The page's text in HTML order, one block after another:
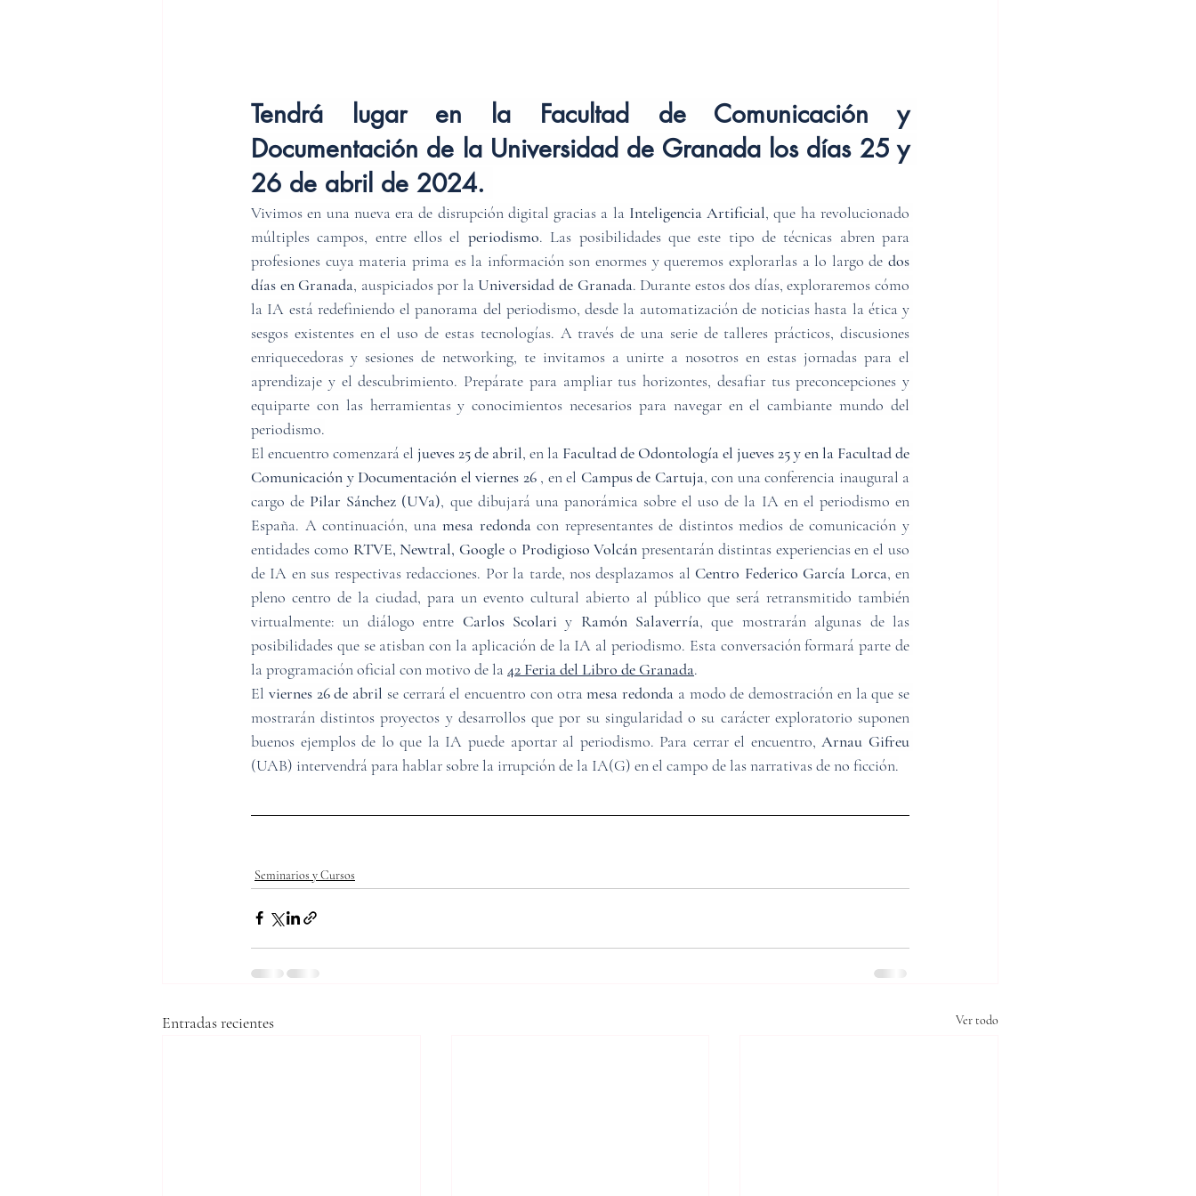
Tendrá lugar en la Facultad de Comunicación y
Documentación de la Universidad de Granada los días 25 y
26 de abril de 2024.
Vivimos en una nueva era de disrupción digital gracias a la Inteligencia Artificial, que ha revolucionado
múltiples campos, entre ellos el periodismo. Las posibilidades que este tipo de técnicas abren para
profesiones cuya materia prima es la información son enormes y queremos explorarlas a lo largo de dos
días en Granada, auspiciados por la Universidad de Granada. Durante estos dos días, exploraremos cómo
la IA está redefiniendo el panorama del periodismo, desde la automatización de noticias hasta la ética y
sesgos existentes en el uso de estas tecnologías. A través de una serie de talleres prácticos, discusiones
enriquecedoras y sesiones de networking, te invitamos a unirte a nosotros en estas jornadas para el
aprendizaje y el descubrimiento. Prepárate para ampliar tus horizontes, desafiar tus preconcepciones y
equiparte con las herramientas y conocimientos necesarios para navegar en el cambiante mundo del
periodismo.
El encuentro comenzará el jueves 25 de abril, en la Facultad de Odontología el jueves 25 y en la Facultad de
Comunicación y Documentación el viernes 26 , en el Campus de Cartuja, con una conferencia inaugural a
cargo de Pilar Sánchez (UVa), que dibujará una panorámica sobre el uso de la IA en el periodismo en
España. A continuación, una mesa redonda con representantes de distintos medios de comunicación y
entidades como RTVE, Newtral, Google o Prodigioso Volcán presentarán distintas experiencias en el uso
de IA en sus respectivas redacciones. Por la tarde, nos desplazamos al Centro Federico García Lorca, en
pleno centro de la ciudad, para un evento cultural abierto al público que será retransmitido también
virtualmente: un diálogo entre Carlos Scolari y Ramón Salaverría, que mostrarán algunas de las
posibilidades que se atisban con la aplicación de la IA al periodismo. Esta conversación formará parte de
la programación oficial con motivo de la 42 Feria del Libro de Granada.
El viernes 26 de abril se cerrará el encuentro con otra mesa redonda a modo de demostración en la que se
mostrarán distintos proyectos y desarrollos que por su singularidad o su carácter exploratorio suponen
buenos ejemplos de lo que la IA puede aportar al periodismo. Para cerrar el encuentro, Arnau Gifreu
(UAB) intervendrá para hablar sobre la irrupción de la IA(G) en el campo de las narrativas de no ficción.
Seminarios y Cursos
Entradas recientes Ver todo